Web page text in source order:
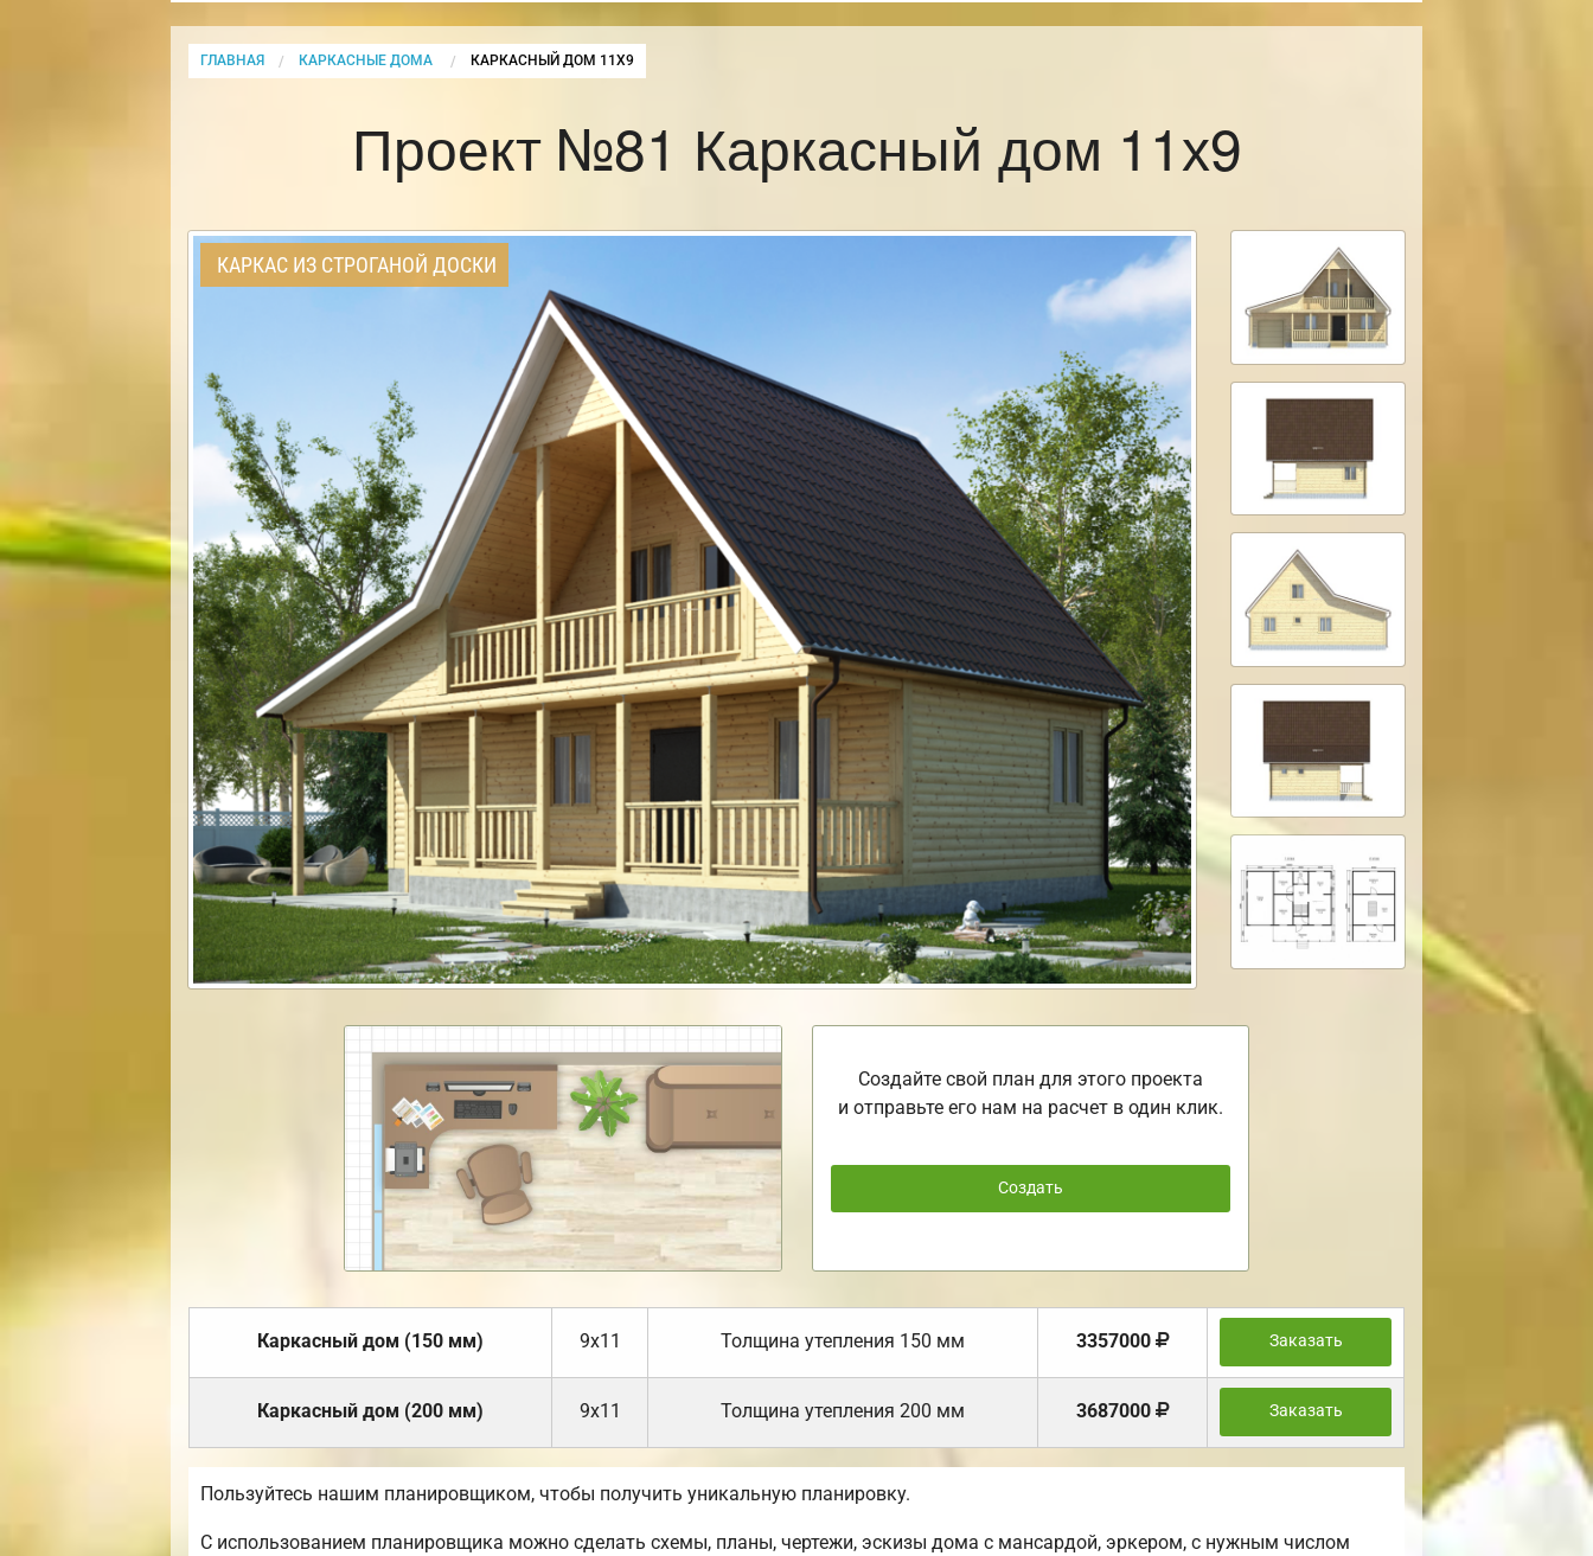
ГЛАВНАЯ КАРКАСНЫЕ ДОМА CURRENT:
КАРКАСНЫЙ ДОМ 11Х9
Проект №81 Каркасный дом 11х9
КАРКАС ИЗ СТРОГАНОЙ ДОСКИ
Создайте свой план для этого проекта
и отправьте его нам на расчет в один клик.
Создать
Каркасный дом (150 мм) 9х11 Толщина утепления 150 мм 3357000 Заказать
Каркасный дом (200 мм) 9х11 Толщина утепления 200 мм 3687000 Заказать
Пользуйтесь нашим планировщиком, чтобы получить уникальную планировку.
С использованием планировщика можно сделать схемы, планы, чертежи, эскизы дома с мансардой, эркером, с нужным числом